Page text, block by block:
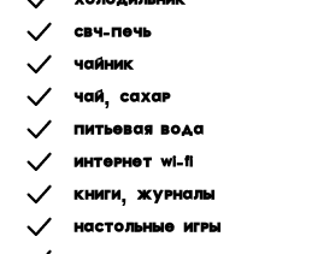
СВЧ-печь
Чайник
Чай, сахар
Питьевая вода
Интернет Wi-Fi
Книги, журналы
Настольные игры